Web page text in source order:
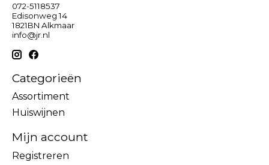
072-5118537
Edisonweg 14
1821BN Alkmaar
info@jr.nl
Categorieën
Assortiment
Huiswijnen
Mijn account
Registreren